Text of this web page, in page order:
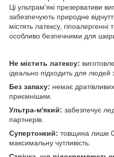
Ці ультрам'які презервативи
забезпечують природне
містять латексу,
особливо безпечними для
Не містить латексу:
ідеально підходить для людей
Без запаху: немає
приємнішим.
Ультра-м'який: забезпечує
партнерів.
Супертонкий: товщина лише
максимальну чутливість.